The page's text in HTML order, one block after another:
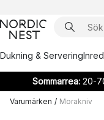
Dukning & Servering
Sommarrea:20-
Varumärken / Morakniv